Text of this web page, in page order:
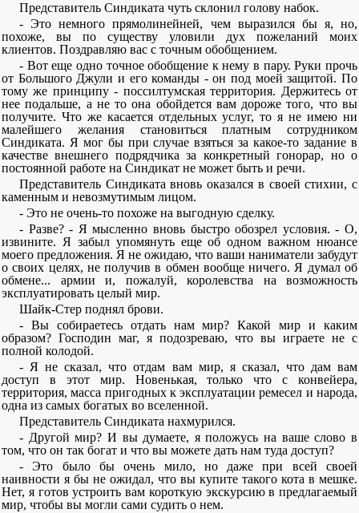
Представитель Синдиката чуть склонил голову набок.
- Это немного прямолинейней, чем выразился бы я, но,
похоже, вы по существу уловили дух пожеланий моих
клиентов. Поздравляю вас с точным обобщением.
- Вот еще одно точное обобщение к нему в пару. Руки прочь
от Большого Джули и его команды - он под моей защитой. По
тому же принципу - поссилтумская территория. Держитесь от
нее подальше, а не то она обойдется вам дороже того, что вы
получите. Что же касается отдельных услуг, то я не имею ни
малейшего желания становиться платным сотрудником
Синдиката. Я мог бы при случае взяться за какое-то задание в
качестве внешнего подрядчика за конкретный гонорар, но о
постоянной работе на Синдикат не может быть и речи.
Представитель Синдиката вновь оказался в своей стихии, с
каменным и невозмутимым лицом.
- Это не очень-то похоже на выгодную сделку.
- Разве? - Я мысленно вновь быстро обозрел условия. - О,
извините. Я забыл упомянуть еще об одном важном нюансе
моего предложения. Я не ожидаю, что ваши наниматели забудут
о своих целях, не получив в обмен вообще ничего. Я думал об
обмене... армии и, пожалуй, королевства на возможность
эксплуатировать целый мир.
Шайк-Стер поднял брови.
- Вы собираетесь отдать нам мир? Какой мир и каким
образом? Господин маг, я подозреваю, что вы играете не с
полной колодой.
- Я не сказал, что отдам вам мир, я сказал, что дам вам
доступ в этот мир. Новенькая, только что с конвейера,
территория, масса пригодных к эксплуатации ремесел и народа,
одна из самых богатых во вселенной.
Представитель Синдиката нахмурился.
- Другой мир? И вы думаете, я положусь на ваше слово в
том, что он так богат и что вы можете дать нам туда доступ?
- Это было бы очень мило, но даже при всей своей
наивности я бы не ожидал, что вы купите такого кота в мешке.
Нет, я готов устроить вам короткую экскурсию в предлагаемый
мир, чтобы вы могли сами судить о нем.